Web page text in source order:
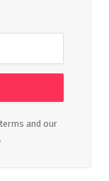
and our